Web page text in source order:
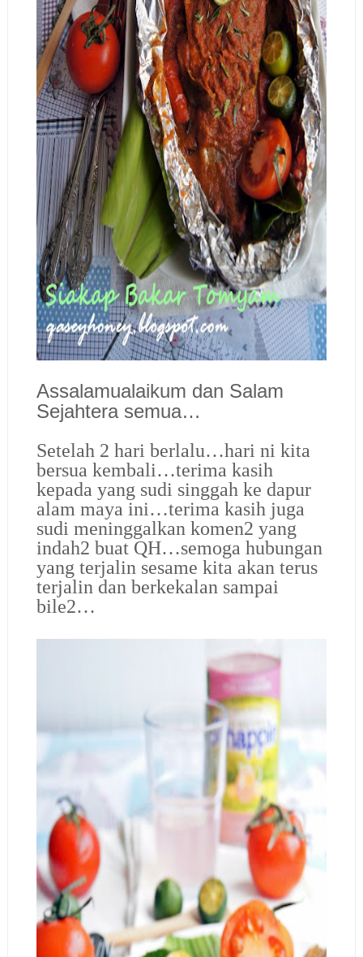
Assalamualaikum dan Salam
Sejahtera semua…
Setelah 2 hari berlalu…hari ni kita
bersua kembali…terima kasih
kepada yang sudi singgah ke dapur
alam maya ini…terima kasih juga
sudi meninggalkan komen2 yang
indah2 buat QH…semoga hubungan
yang terjalin sesame kita akan terus
terjalin dan berkekalan sampai
bile2…